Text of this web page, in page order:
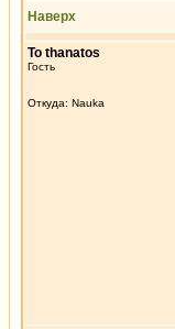
Наверх
To thanatos
Гость
Откуда: Nauka